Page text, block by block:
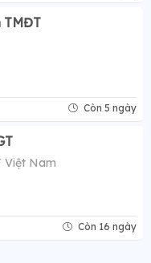
TMĐT
Còn 5 ngày
Việt Nam
Còn 16 ngày